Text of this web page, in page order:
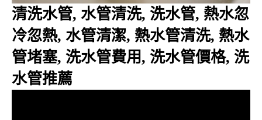
清洗水管, 水管清洗, 洗水管, 熱水忽
冷忽熱, 水管清潔, 熱水管清洗, 熱水
管堵塞, 洗水管費用, 洗水管價格, 洗
水管推薦